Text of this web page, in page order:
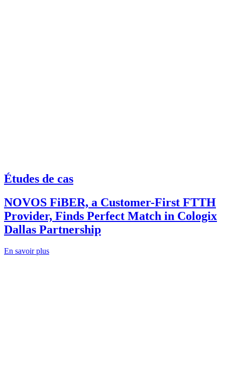
Études de cas
NOVOS FiBER, a Customer-First FTTH
Provider, Finds Perfect Match in Cologix
Dallas Partnership
En savoir plus